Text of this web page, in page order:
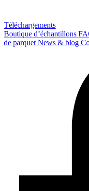
Téléchargements
Boutique d’échantillons
de parquet News & blog